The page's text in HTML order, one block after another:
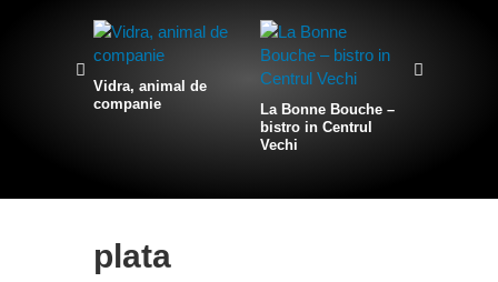
Vidra, animal de
companie
La Bonne Bouche –
bistro in Centrul
Vechi
plata